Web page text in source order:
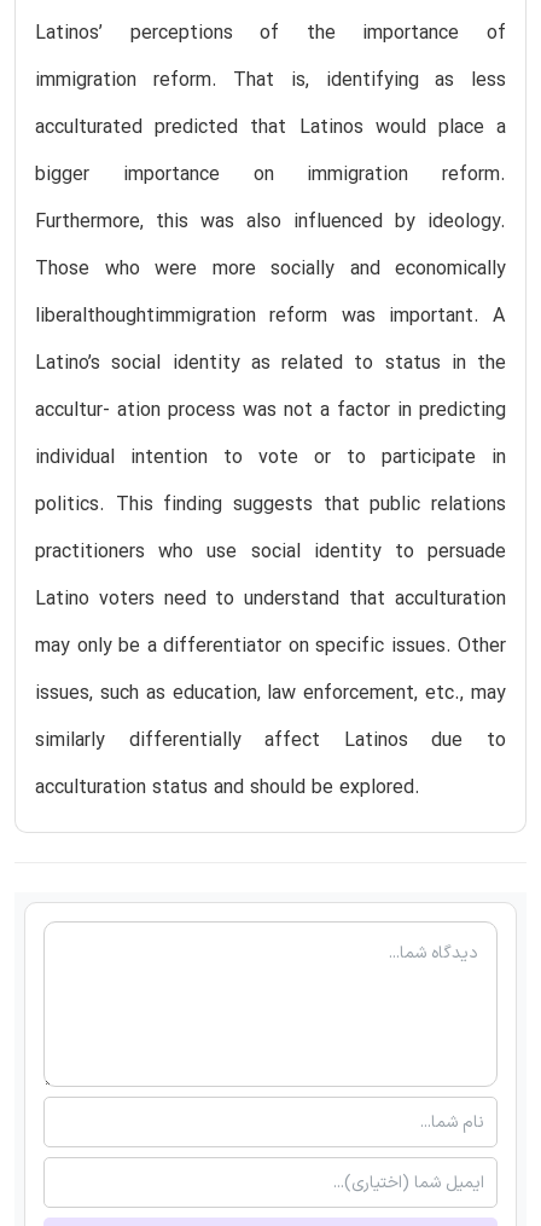
Latinos’ perceptions of the importance of
immigration reform. That is, identifying as less
acculturated predicted that Latinos would place a
bigger importance on immigration reform.
Furthermore, this was also influenced by ideology.
Those who were more socially and economically
liberalthoughtimmigration reform was important. A
Latino’s social identity as related to status in the
accultur- ation process was not a factor in predicting
individual intention to vote or to participate in
politics. This finding suggests that public relations
practitioners who use social identity to persuade
Latino voters need to understand that acculturation
may only be a differentiator on specific issues. Other
issues, such as education, law enforcement, etc., may
similarly differentially affect Latinos due to
acculturation status and should be explored.